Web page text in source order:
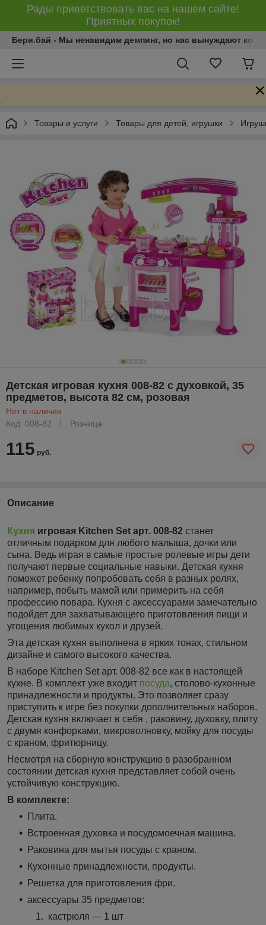
Рады приветствовать вас на нашем сайте!
Приятных покупок!
Бери.бай - Мы ненавидим демпинг, но нас вынуждают
Товары и услуги Товары для детей, игрушки
Детская игровая кухня 008-82 с духовкой, 35
предметов, высота 82 см, розовая
Нет в наличии
Код: 008-82
Розница
115 руб.
Описание
Кухня игровая Kitchen Set арт. 008-82 станет
отличным подарком для любого малыша, дочки или
сына. Ведь играя в самые простые ролевые игры дети
получают первые социальные навыки. Детская кухня
поможет ребенку попробовать себя в разных ролях,
например, побыть мамой или примерить на себя
профессию повара. Кухня с аксессуарами замечательно
подойдет для захватывающего приготовления пищи и
угощения любимых кукол и друзей.
Эта детская кухня выполнена в ярких тонах, стильном
дизайне и самого высокого качества.
В наборе Kitchen Set арт. 008-82 все как в настоящей
кухне. В комплект уже входит посуда, столово-кухонные
принадлежности и продукты. Это позволяет сразу
приступить к игре без покупки дополнительных наборов.
Детская кухня включает в себя , раковину, духовку, плиту
с двумя конфорками, микроволновку, мойку для посуды
с краном, фритюрницу.
Несмотря на сборную конструкцию в разобранном
состоянии детская кухня представляет собой очень
устойчивую конструкцию.
В комплекте:
Плита.
Встроенная духовка и посудомоечная машина.
Раковина для мытья посуды с краном.
Кухонные принадлежности, продукты.
Решетка для приготовления фри.
аксессуары 35 предметов:
1. кастрюля ― 1 шт